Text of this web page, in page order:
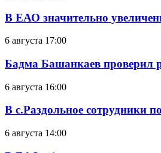
В ЕАО значительно
6 августа 17:00
Бадма Башанкаев проверил
6 августа 16:00
В с.Раздольное сотрудники
6 августа 14:00